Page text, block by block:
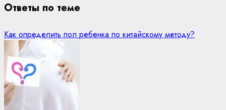
Ответы по теме
Как определить пол ребенка по китайскому методу?